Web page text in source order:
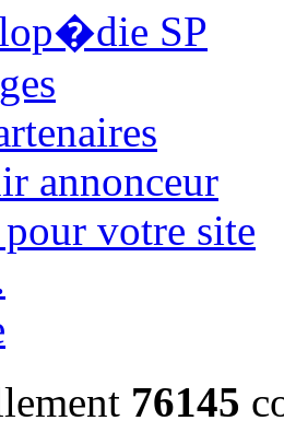
SP
annonceur
votre site
76145